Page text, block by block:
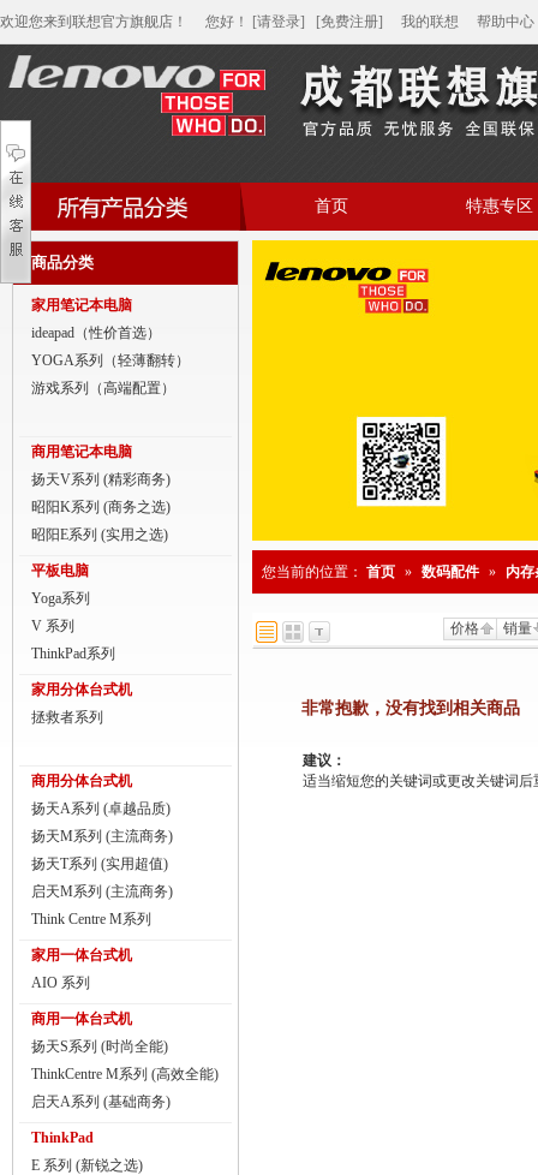
欢迎您来到联想官方旗舰店！ 您好 ！ [请登录] [免费注册] 我的联想 帮助中心
家用笔记本电脑
商用笔记本电脑
平板电脑
商用分体台式机
家用一体台式机
ThinkPad
ThinkStation工作站
联想服务器
首页 特惠专区
商品分类
家用笔记本电脑
ideapad（性价首选）
YOGA系列（轻薄翻转）
游戏系列（高端配置）
商用笔记本电脑
扬天V系列 (精彩商务)
昭阳K系列 (商务之选)
昭阳E系列 (实用之选)
平板电脑
Yoga系列
V 系列
ThinkPad系列
家用分体台式机
拯救者系列
商用分体台式机
扬天A系列 (卓越品质)
扬天M系列 (主流商务)
扬天T系列 (实用超值)
启天M系列 (主流商务)
Think Centre M系列
家用一体台式机
AIO 系列
商用一体台式机
扬天S系列 (时尚全能)
ThinkCentre M系列 (高效全能)
启天A系列 (基础商务)
ThinkPad
E 系列 (新锐之选)
您当前的位置： 首页 » 数码配件 » 内存
价格 销量
非常抱歉，没有找到相关商品
建议：
适当缩短您的关键词或更改关键词后